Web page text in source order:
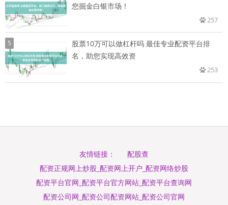
您掘金白银市场！
257
5
股票10万可以做杠杆吗 最佳专业配资平台排
名，助您实现高效资
253
友情链接：
配股查
配资正规网上炒股_配资网上开户_配资网络炒股
配资平台官网_配资平台官方网站_配资平台查询网
配资公司网_配资公司配资网站_配资公司官网